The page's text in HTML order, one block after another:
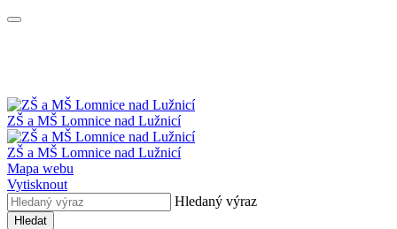
ZŠ a MŠ Lomnice nad Lužnicí
ZŠ a MŠ Lomnice nad Lužnicí
Mapa webu
Vytisknout
Hledaný výraz
Hledat